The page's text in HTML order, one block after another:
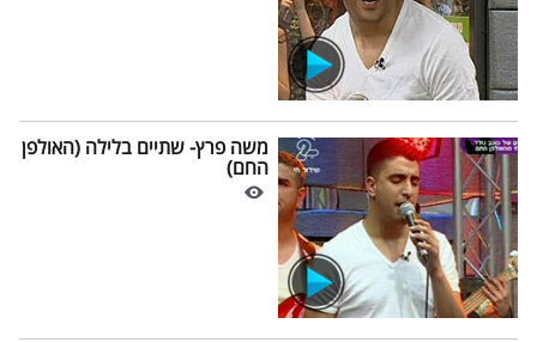
משה פרץ- שתיים בלילה (האולפן
החם)